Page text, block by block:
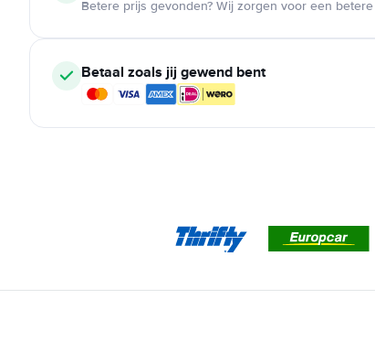
Betere prijs gevonden? Wij zorgen voor een
Betaal zoals jij gewend bent